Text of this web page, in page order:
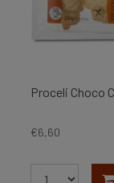
Proceli Choco
€6,60